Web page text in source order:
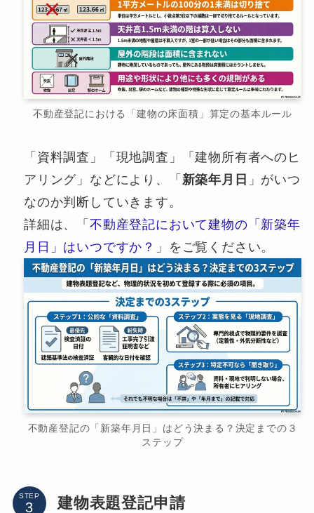
不動産登記における「建物の床面積」算定の基本ルール
「資料調査」「現地調査」「建物所有者へのヒ
アリング」などにより、「 新築年月日 」がいつ
なのか判断していきます。
詳細は、「 不動産登記において建物の「新築年
月日」はいつですか？ 」をご覧ください。
不動産登記の「新築年月日」はどう決まる？決定までの３
ステップ
STEP 建物表題登記申請